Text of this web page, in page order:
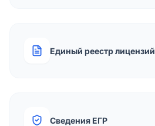
Единый реестр лицензий
Сведения ЕГР